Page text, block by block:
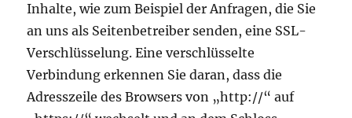
Inhalte, wie zum Beispiel der Anfragen, die Sie
an uns als Seitenbetreiber senden, eine SSL-
Verschlüsselung. Eine verschlüsselte
Verbindung erkennen Sie daran, dass die
Adresszeile des Browsers von „http://“ auf